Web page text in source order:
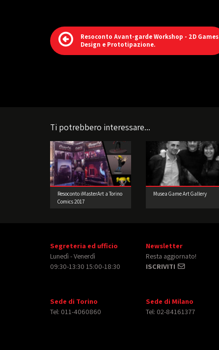
Resoconto Avant-garde Workshop - 2D Games
Design e Prototipazione.
Ti potrebbero interessare...
Resoconto iMasterArt a Torino
Comics 2017
Musea Game Art Gallery
Segreteria ed ufficio
Lunedì - Venerdì
09:30-13:30 15:00-18:30
Newsletter
Resta aggiornato!
ISCRIVITI
Sede di Torino
Tel: 011-4060860
Sede di Milano
Tel: 02-84161377